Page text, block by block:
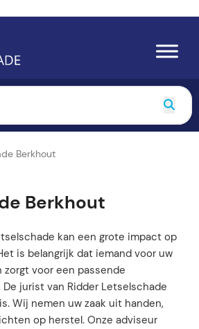
Berkhout
Berkhout
kan een grote impact op
is belangrijk dat iemand voor uw
voor een passende
jurist van Ridder Letselschade
Wij nemen uw zaak uit handen,
op herstel. Onze adviseur